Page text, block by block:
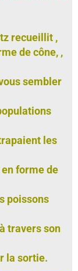
recueillit ,
de cône, ,
sembler
les
forme de
poissons
travers son
la sortie.